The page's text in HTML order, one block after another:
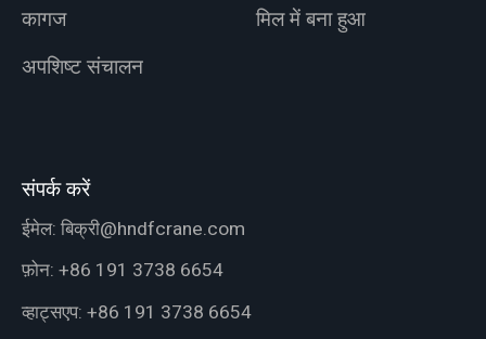
कागज
मिल में बना हुआ
अपशिष्ट संचालन
संपर्क करें
ईमेल: बिक्री@hndfcrane.com
फ़ोन: +86 191 3738 6654
व्हाट्सएप: +86 191 3738 6654